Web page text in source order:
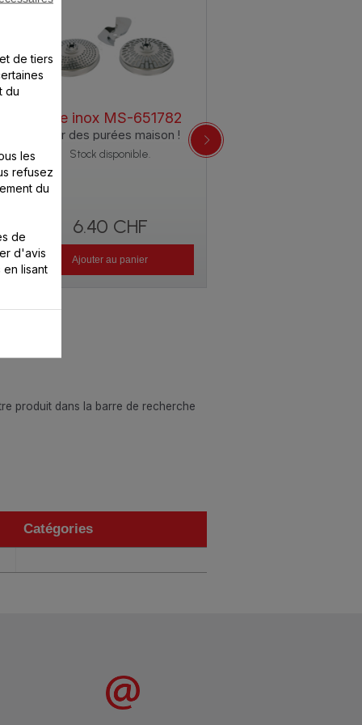
Pale inox MS-651782
Pour des purées maison !
Stock disponible.
6.40 CHF
Ajouter au panier
produit dans la barre de recherche
Catégories
de tiers
du
les
refusez
du
de
d'avis
en lisant